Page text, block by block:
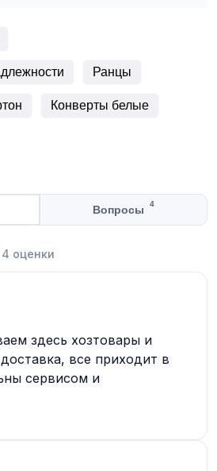
Ранцы
Конверты белые
Вопросы 4
4 оценки
здесь хозтовары и
все приходит в
сервисом и